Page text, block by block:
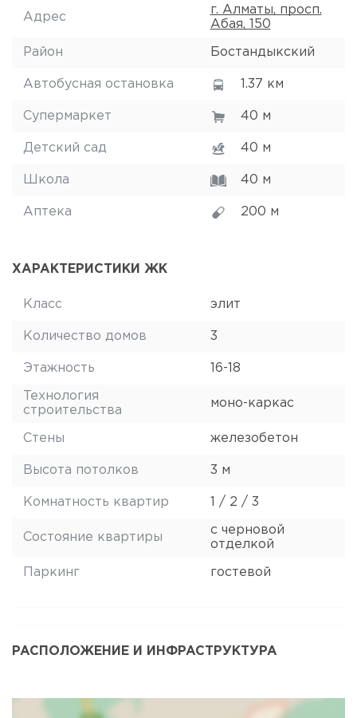
Адрес
г. Алматы, просп.
Абая, 150
Район Бостандыкский
Автобусная остановка 1.37 км
Супермаркет 40 м
Детский сад 40 м
Школа 40 м
Аптека 200 м
ХАРАКТЕРИСТИКИ ЖК
Класс элит
Количество домов 3
Этажность 16-18
Технология
строительства
моно-каркас
Стены железобетон
Высота потолков 3 м
Комнатность квартир 1 / 2 / 3
Состояние квартиры
с черновой
отделкой
Паркинг гостевой
РАСПОЛОЖЕНИЕ И ИНФРАСТРУКТУРА